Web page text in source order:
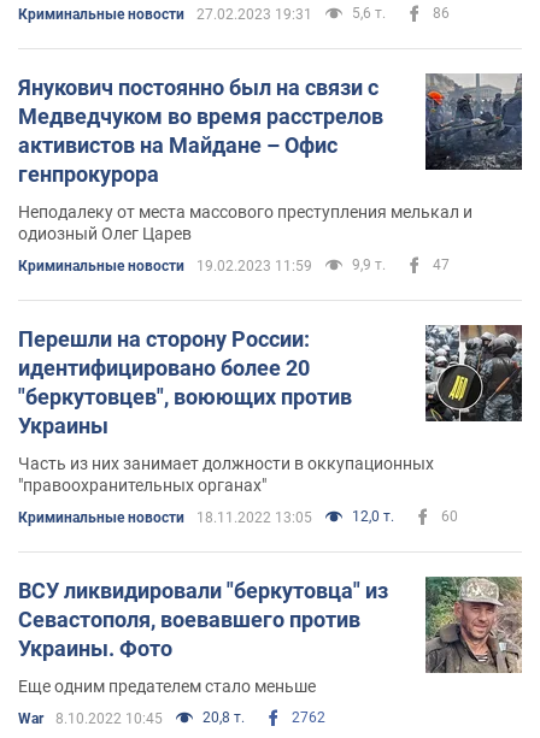
Криминальные новости 27.02.2023 19:31 5,6 т. 86
Янукович постоянно был на связи с
Медведчуком во время расстрелов
активистов на Майдане – Офис
генпрокурора
Неподалеку от места массового преступления мелькал и
одиозный Олег Царев
Криминальные новости 19.02.2023 11:59 9,9 т. 47
Перешли на сторону России:
идентифицировано более 20
"беркутовцев", воюющих против
Украины
Часть из них занимает должности в оккупационных
"правоохранительных органах"
Криминальные новости 18.11.2022 13:05 12,0 т. 60
ВСУ ликвидировали "беркутовца" из
Севастополя, воевавшего против
Украины. Фото
Еще одним предателем стало меньше
War 8.10.2022 10:45 20,8 т. 2762